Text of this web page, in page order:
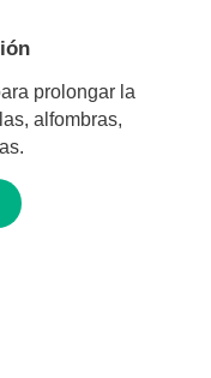
prolongar la
alfombras,